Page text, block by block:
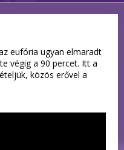
eufória ugyan elmaradt
végig a 90 percet. Itt a
közös erővel a